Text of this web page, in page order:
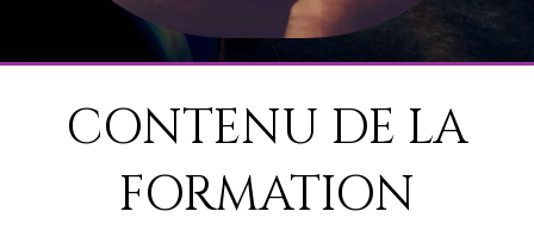
CONTENU DE LA
FORMATION